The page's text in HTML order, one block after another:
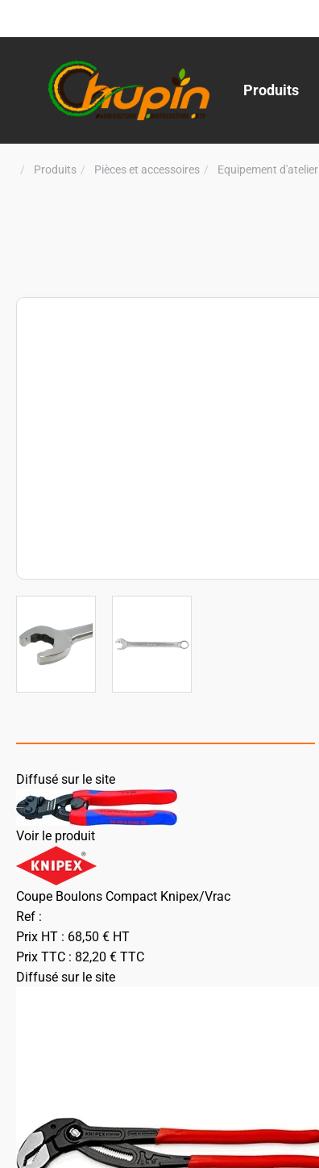
Produits
Produits Pièces et accessoires Equipement d'atelier
Diffusé sur le site
Voir le produit
Coupe Boulons Compact Knipex/Vrac
Ref :
Prix HT : 68,50 € HT
Prix TTC : 82,20 € TTC
Diffusé sur le site